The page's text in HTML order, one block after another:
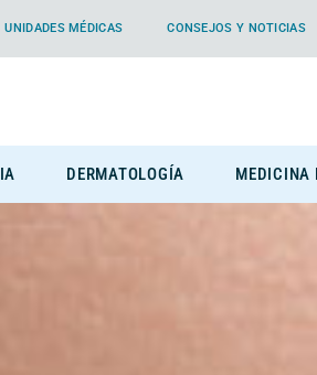
UNIDADES MÉDICAS CONSEJOS Y NOTICIAS
DERMATOLOGÍA MEDICINA